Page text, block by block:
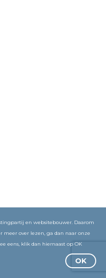
en websitebouwer. Daarom
over lezen, ga dan naar onze
eens, klik dan hiernaast op OK
OK